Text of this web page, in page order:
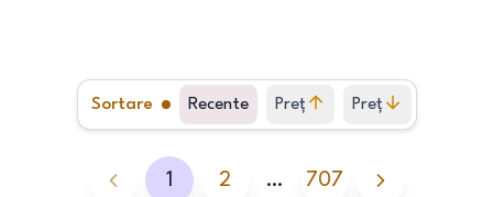
Sortare Recente Preț
crescător
Preț
descrescător
1 2 … 707